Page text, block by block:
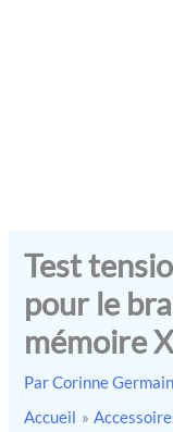
Test
pour le
mémoire
ParCorinne Germain
Accueil